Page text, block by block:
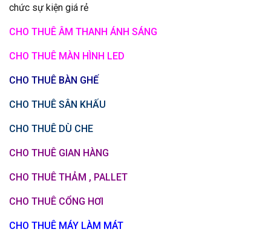
chức sự kiện giá rẻ
CHO THUÊ ÂM THANH ÁNH SÁNG
CHO THUÊ MÀN HÌNH LED
CHO THUÊ BÀN GHẾ
CHO THUÊ SÂN KHẤU
CHO THUÊ DÙ CHE
CHO THUÊ GIAN HÀNG
CHO THUÊ THẢM , PALLET
CHO THUÊ CỔNG HƠI
CHO THUÊ MÁY LÀM MÁT